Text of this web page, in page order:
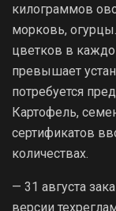
килограммов
морковь,
цветков в
превышает
потребуется
Картофель,
сертификатов
количествах.
— 31 августа
версии